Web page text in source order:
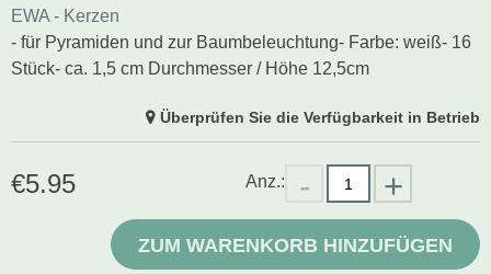
EWA - Kerzen
- für Pyramiden und zur Baumbeleuchtung- Farbe: weiß- 16
Stück- ca. 1,5 cm Durchmesser / Höhe 12,5cm
Überprüfen Sie die Verfügbarkeit in Betrieb
€5.95 Anz.:
ZUM WARENKORB HINZUFÜGEN